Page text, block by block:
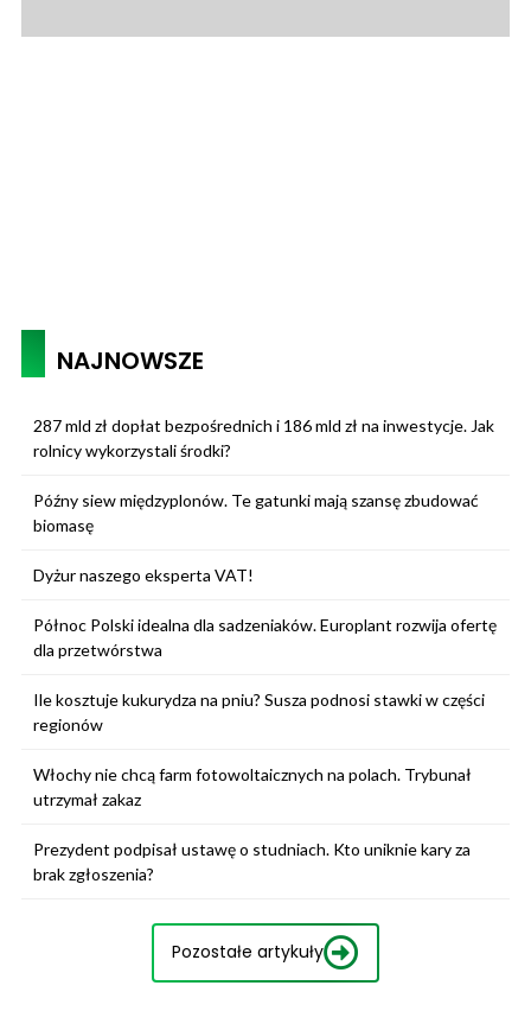
NAJNOWSZE
287 mld zł dopłat bezpośrednich i 186 mld zł na inwestycje. Jak
rolnicy wykorzystali środki?
Późny siew międzyplonów. Te gatunki mają szansę zbudować
biomasę
Dyżur naszego eksperta VAT!
Północ Polski idealna dla sadzeniaków. Europlant rozwija ofertę
dla przetwórstwa
Ile kosztuje kukurydza na pniu? Susza podnosi stawki w części
regionów
Włochy nie chcą farm fotowoltaicznych na polach. Trybunał
utrzymał zakaz
Prezydent podpisał ustawę o studniach. Kto uniknie kary za
brak zgłoszenia?
Pozostałe artykuły